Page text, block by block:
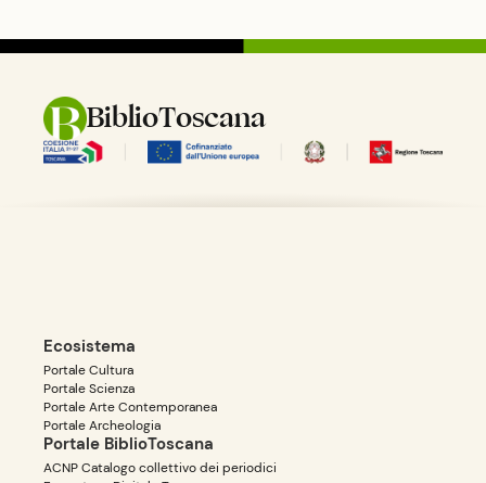
BiblioToscana
Ecosistema
Portale Cultura
Portale Scienza
Portale Arte Contemporanea
Portale Archeologia
Portale BiblioToscana
ACNP Catalogo collettivo dei periodici